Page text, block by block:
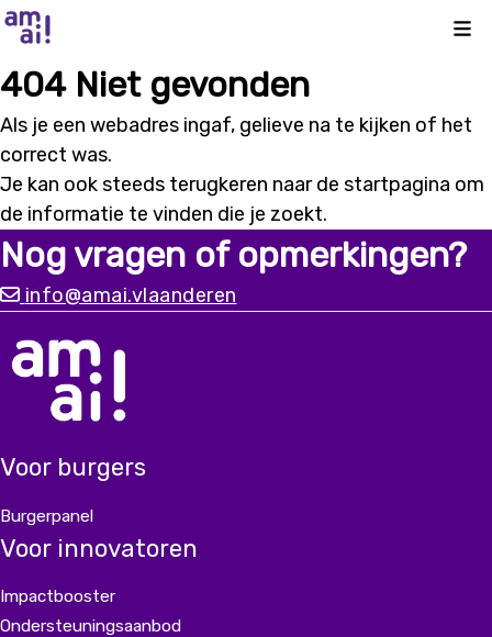
404 Niet gevonden
Als je een webadres ingaf, gelieve na te kijken of het
correct was.
Je kan ook steeds terugkeren naar de startpagina om
de informatie te vinden die je zoekt.
Nog vragen of opmerkingen?
info@amai.vlaanderen
Voor burgers
Burgerpanel
Voor innovatoren
Impactbooster
Ondersteuningsaanbod